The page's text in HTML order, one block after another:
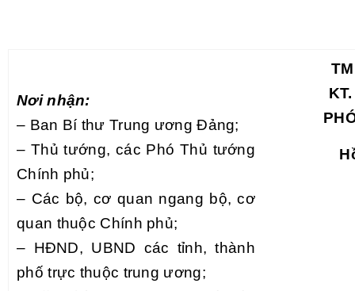
Nơi nhận:
– Ban Bí thư Trung ương Đảng;
– Thủ tướng, các Phó Thủ tướng
Chính phủ;
– Các bộ, cơ quan ngang bộ, cơ
quan thuộc Chính phủ;
– HĐND, UBND các tỉnh, thành
phố trực thuộc trung ương;